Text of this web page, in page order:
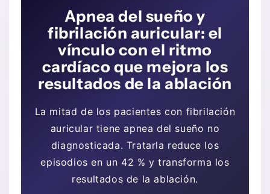
Apnea del sueño y
fibrilación auricular: el
vínculo con el ritmo
cardíaco que mejora los
resultados de la ablación
La mitad de los pacientes con fibrilación
auricular tiene apnea del sueño no
diagnosticada. Tratarla reduce los
episodios en un 42 % y transforma los
resultados de la ablación.